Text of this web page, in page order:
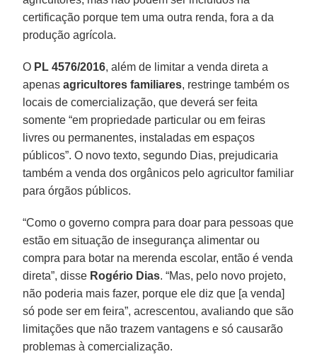
certificação porque tem uma outra renda, fora a da
produção agrícola.
O PL 4576/2016, além de limitar a venda direta a
apenasagricultores familiares, restringe também os
locais de comercialização, que deverá ser feita
somente “em propriedade particular ou em feiras
livres ou permanentes, instaladas em espaços
públicos”. O novo texto, segundo Dias, prejudicaria
também a venda dos orgânicos pelo agricultor familiar
para órgãos públicos.
“Como o governo compra para doar para pessoas que
estão em situação de insegurança alimentar ou
compra para botar na merenda escolar, então é venda
direta”, disse Rogério Dias. “Mas, pelo novo projeto,
não poderia mais fazer, porque ele diz que [a venda]
só pode ser em feira”, acrescentou, avaliando que são
limitações que não trazem vantagens e só causarão
problemas à comercialização.